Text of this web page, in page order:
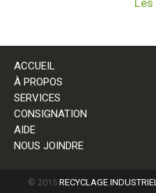
ACCUEIL
À PROPOS
SERVICES
CONSIGNATION
AIDE
NOUS JOINDRE
© 2015 RECYCLAGE INDUSTRIEL